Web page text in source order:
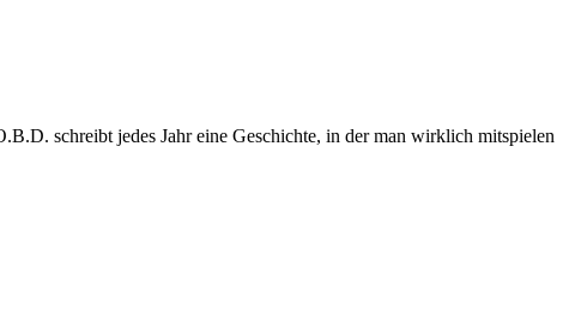
schreibt jedes Jahr eine Geschichte, in der man wirklich mitspielen